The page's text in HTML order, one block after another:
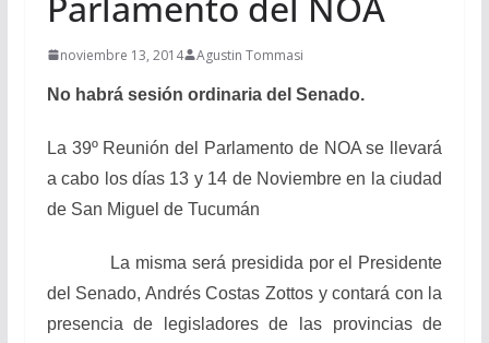
noviembre 13, 2014 Agustin Tommasi
No habrá sesión ordinaria del Senado.
La 39º Reunión del Parlamento de NOA se llevará
a cabo los días 13 y 14 de Noviembre en la ciudad
de San Miguel de Tucumán
La misma será presidida por el Presidente
del Senado, Andrés Costas Zottos y contará con la
presencia de legisladores de las provincias de